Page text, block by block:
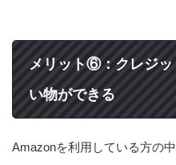
メリット⑥：クレジッ
い物ができる
Amazonを利用している方の